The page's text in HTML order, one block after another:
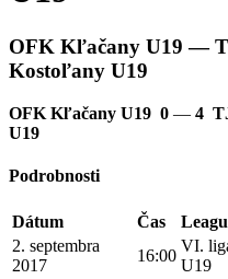
OFK Kľačany U19 —
Kostoľany U19
OFK Kľačany U19 0 — 4
U19
Podrobnosti
Dátum Čas
2. septembra
2017
16:00
VI.
U19